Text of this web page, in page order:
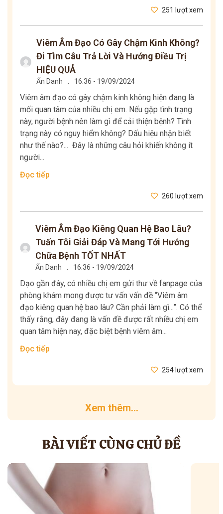
251 lượt xem
Viêm Âm Đạo Có Gây Chậm Kinh Không?
Đi Tìm Câu Trả Lời Và Hướng Điều Trị
HIỆU QUẢ
Ẩn Danh . 16:36 - 19/09/2024
Viêm âm đạo có gây chậm kinh không hiện đang là
mối quan tâm của nhiều chị em. Nếu gặp tình trạng
này, người bệnh nên làm gì để cải thiện bệnh? Tình
trạng này có nguy hiểm không? Dấu hiệu nhận biết
như thế nào?... Đây là những câu hỏi khiến không ít
người...
Đọc tiếp
260 lượt xem
Viêm Âm Đạo Kiêng Quan Hệ Bao Lâu?
Tuấn Tôi Giải Đáp Và Mang Tới Hướng
Chữa Bệnh TỐT NHẤT
Ẩn Danh . 16:36 - 19/09/2024
Dạo gần đây, có nhiều chị em gửi thư về fanpage của
phòng khám mong được tư vấn vấn đề “Viêm âm
đạo kiêng quan hệ bao lâu? Cần phải làm gì...”. Có thể
thấy rằng, đây đang là vấn đề được rất nhiều chị em
quan tâm hiện nay, đặc biệt bệnh viêm âm...
Đọc tiếp
254 lượt xem
Xem thêm...
BÀI VIẾT CÙNG CHỦ ĐỀ